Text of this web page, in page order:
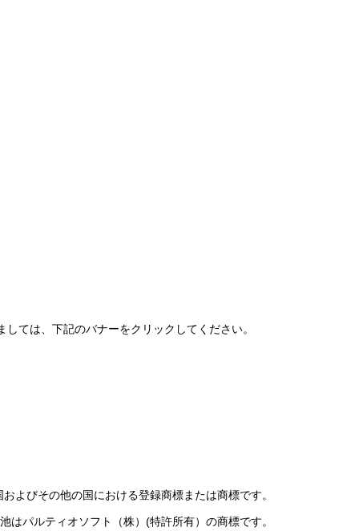
ては、下記のバナーをクリックしてください。
びその他の国における登録商標または商標です。
はパルティオソフト（株）(特許所有）の商標です。